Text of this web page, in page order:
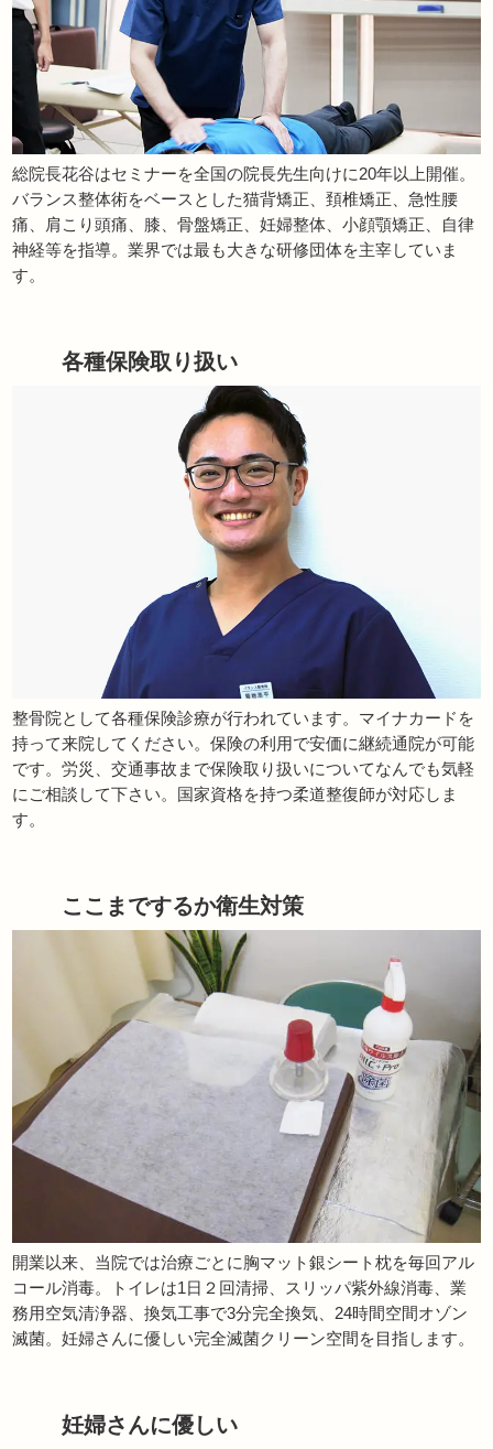
総院長花谷はセミナーを全国の院長先生向けに20年以上開催。
バランス整体術をベースとした猫背矯正、頚椎矯正、急性腰
痛、肩こり頭痛、膝、骨盤矯正、妊婦整体、小顔顎矯正、自律
神経等を指導。業界では最も大きな研修団体を主宰していま
す。
各種保険取り扱い
整骨院として各種保険診療が行われています。マイナカードを
持って来院してください。保険の利用で安価に継続通院が可能
です。労災、交通事故まで保険取り扱いについてなんでも気軽
にご相談して下さい。国家資格を持つ柔道整復師が対応しま
す。
ここまでするか衛生対策
開業以来、当院では治療ごとに胸マット銀シート枕を毎回アル
コール消毒。トイレは1日２回清掃、スリッパ紫外線消毒、業
務用空気清浄器、換気工事で3分完全換気、24時間空間オゾン
滅菌。妊婦さんに優しい完全滅菌クリーン空間を目指します。
妊婦さんに優しい